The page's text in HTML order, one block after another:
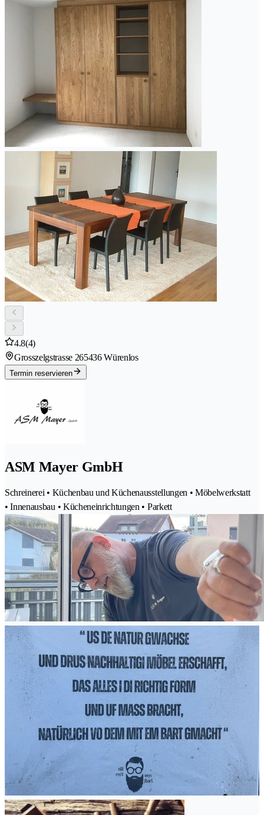
4.8(4)
Grosszelgstrasse 265436 Würenlos
Termin reservieren
ASM Mayer GmbH
Schreinerei • Küchenbau und Küchenausstellungen • Möbelwerkstatt
• Innenausbau • Kücheneinrichtungen • Parkett